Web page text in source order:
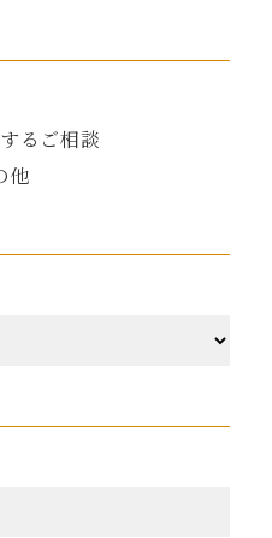
るご相談
他